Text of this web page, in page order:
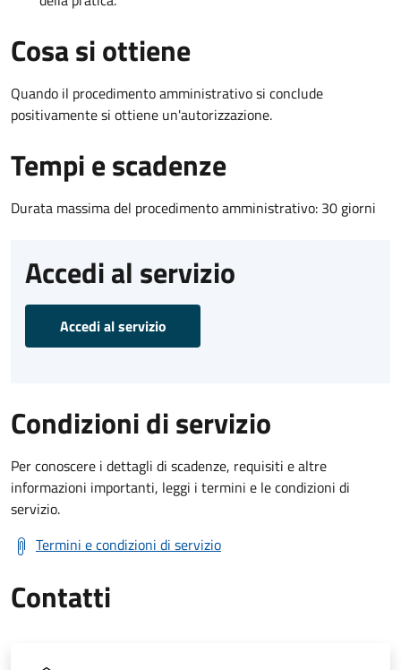
Cosa si ottiene
Quando il procedimento amministrativo si conclude
positivamente si ottiene un'autorizzazione.
Tempi e scadenze
Durata massima del procedimento amministrativo: 30 giorni
Accedi al servizio
Accedi al servizio
Condizioni di servizio
Per conoscere i dettagli di scadenze, requisiti e altre
informazioni importanti, leggi i termini e le condizioni di
servizio.
Termini e condizioni di servizio
Contatti